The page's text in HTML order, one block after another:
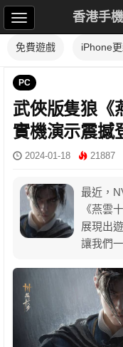
香港手
免費遊戲 iPhone
PC
武俠版隻狼《
實機演示震撼
2024-01-18 21887
最近，
《燕雲
展現出
讓我們